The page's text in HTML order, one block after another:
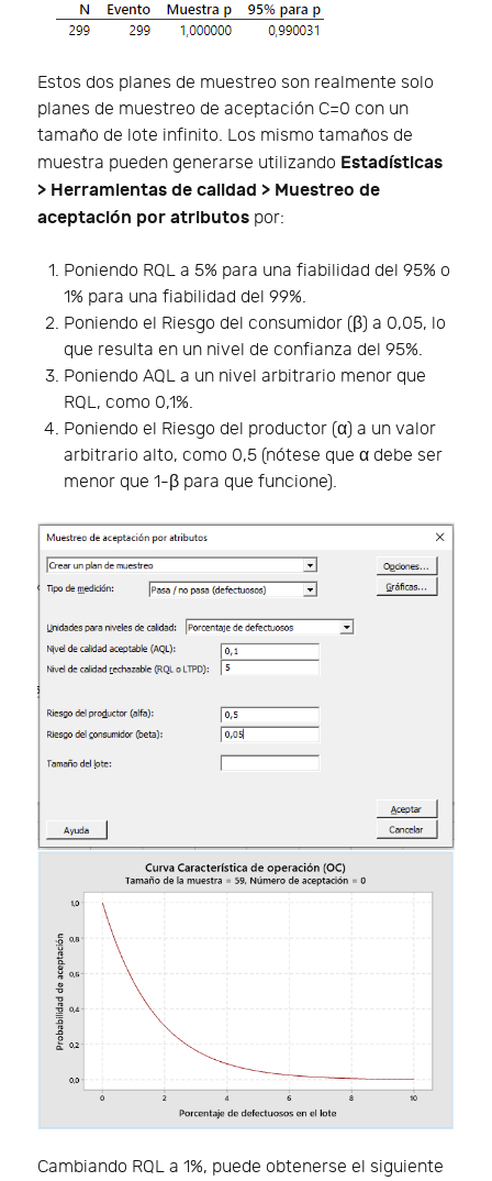
Estos dos planes de muestreo son realmente solo
planes de muestreo de aceptación C=0 con un
tamaño de lote infinito. Los mismo tamaños de
muestra pueden generarse utilizando Estadísticas
> Herramientas de calidad > Muestreo de
aceptación por atributos por:
Poniendo RQL a 5% para una fiabilidad del 95% o
1% para una fiabilidad del 99%.
Poniendo el Riesgo del consumidor (β) a 0,05, lo
que resulta en un nivel de confianza del 95%.
Poniendo AQL a un nivel arbitrario menor que
RQL, como 0,1%.
Poniendo el Riesgo del productor (α) a un valor
arbitrario alto, como 0,5 (nótese que α debe ser
menor que 1-β para que funcione).
Cambiando RQL a 1%, puede obtenerse el siguiente